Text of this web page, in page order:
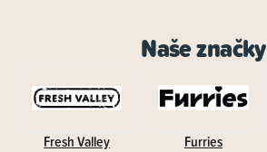
Naše značky
Fresh Valley Furries